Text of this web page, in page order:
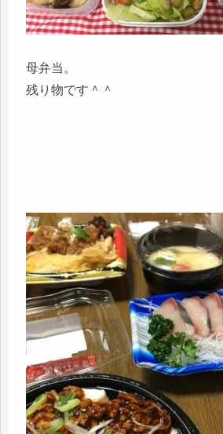
母弁当。
残り物です＾＾